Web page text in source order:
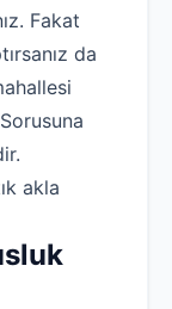
Fakat
da
akla